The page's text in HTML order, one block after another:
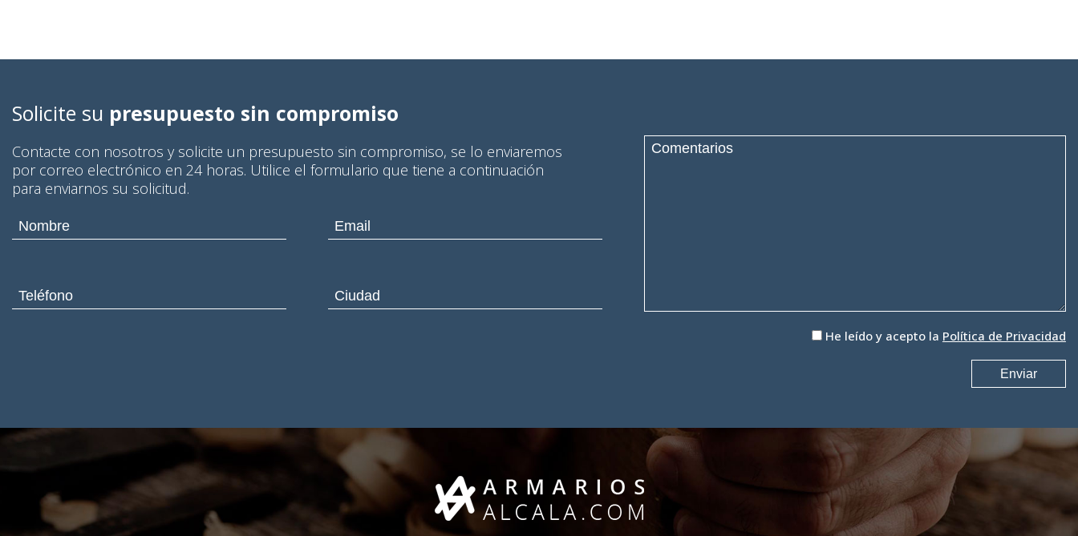
Solicite su presupuesto sin compromiso
Contacte con nosotros y solicite un presupuesto sin compromiso, se lo enviaremos
por correo electrónico en 24 horas. Utilice el formulario que tiene a continuación
para enviarnos su solicitud.
He leído y acepto la Política de Privacidad